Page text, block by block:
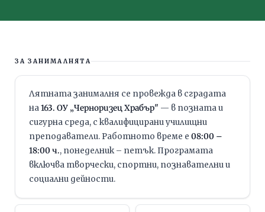
ЗА ЗАНИМАЛНЯТА
Лятната занималня се провежда в сградата
на163. ОУ „Черноризец Храбър" — в позната и
сигурна среда, с квалифицирани училищни
преподаватели. Работното време е 08:00 –
18:00 ч., понеделник – петък. Програмата
включва творчески, спортни, познавателни и
социални дейности.